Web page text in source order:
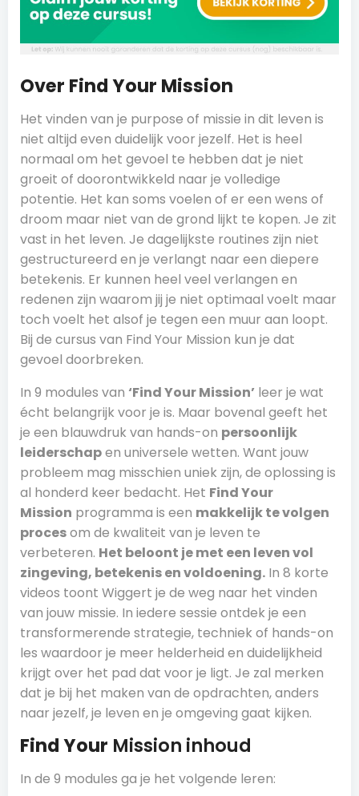
Over Find Your Mission
Het vinden van je purpose of missie in dit leven is
niet altijd even duidelijk voor jezelf. Het is heel
normaal om het gevoel te hebben dat je niet
groeit of doorontwikkeld naar je volledige
potentie. Het kan soms voelen of er een wens of
droom maar niet van de grond lijkt te kopen. Je zit
vast in het leven. Je dagelijkste routines zijn niet
gestructureerd en je verlangt naar een diepere
betekenis. Er kunnen heel veel verlangen en
redenen zijn waarom jij je niet optimaal voelt maar
toch voelt het alsof je tegen een muur aan loopt.
Bij de cursus van Find Your Mission kun je dat
gevoel doorbreken.
In 9 modules van ‘Find Your Mission’ leer je wat
écht belangrijk voor je is. Maar bovenal geeft het
je een blauwdruk van hands-on persoonlijk
leiderschapen universele wetten. Want jouw
probleem mag misschien uniek zijn, de oplossing is
al honderd keer bedacht. Het Find Your
Mission programma is een makkelijk te volgen
procesom de kwaliteit van je leven te
verbeteren. Het beloont je met een leven vol
zingeving, betekenis en voldoening. In 8 korte
videos toont Wiggert je de weg naar het vinden
van jouw missie. In iedere sessie ontdek je een
transformerende strategie, techniek of hands-on
les waardoor je meer helderheid en duidelijkheid
krijgt over het pad dat voor je ligt. Je zal merken
dat je bij het maken van de opdrachten, anders
naar jezelf, je leven en je omgeving gaat kijken.
Find Your Mission inhoud
In de 9 modules ga je het volgende leren: